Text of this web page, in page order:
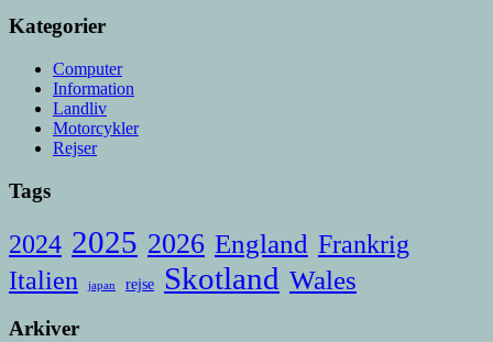
Kategorier
Computer
Information
Landliv
Motorcykler
Rejser
Tags
2024 2025 2026 England Frankrig
Italien
japan rejse Skotland Wales
Arkiver